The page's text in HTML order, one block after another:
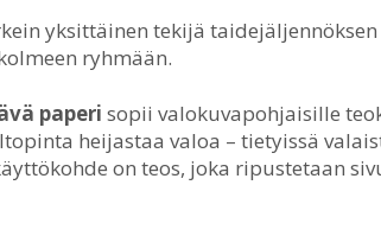
yksittäinen tekijä
ryhmään.
paperi sopii valokuvapohjaisille
heijastaa valoa – tietyissä
on teos, joka ripustetaan